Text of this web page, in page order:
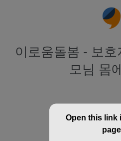
이로움돌봄 - 보
모님 몸